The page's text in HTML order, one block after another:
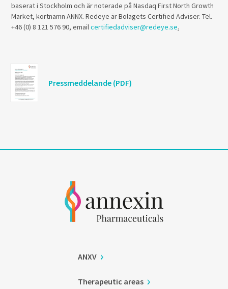
baserat i Stockholm och är noterade på Nasdaq First North Growth
Market, kortnamn ANNX. Redeye är Bolagets Certified Adviser. Tel.
+46 (0) 8 121 576 90, emailcertifiedadviser@redeye.se.
Pressmeddelande (PDF)
ANXV
Therapeutic areas